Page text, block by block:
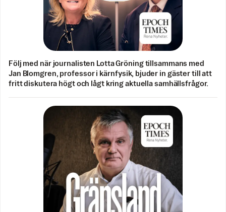
Följ med när journalisten Lotta Gröning tillsammans med
Jan Blomgren, professor i kärnfysik, bjuder in gäster till att
fritt diskutera högt och lågt kring aktuella samhällsfrågor.